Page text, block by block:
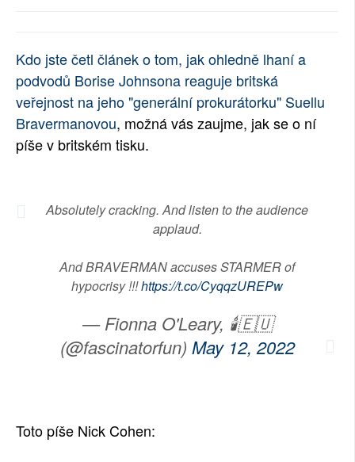
RUBRIKY
PLNÁ VERZE STRÁNEK
Kdo jste četl článek o tom, jak ohledně lhaní a
podvodů Borise Johnsona reaguje britská
veřejnost na jeho "generální prokurátorku" Suellu
Bravermanovou, možná vás zaujme, jak se o ní
píše v britském tisku.
Absolutely cracking. And listen to the audience
applaud.
And BRAVERMAN accuses STARMER of
hypocrisy !!!https://t.co/CyqqzUREPw
— Fionna O'Leary, 🕯🇪🇺
(@fascinatorfun) May 12, 2022
Toto píše Nick Cohen: